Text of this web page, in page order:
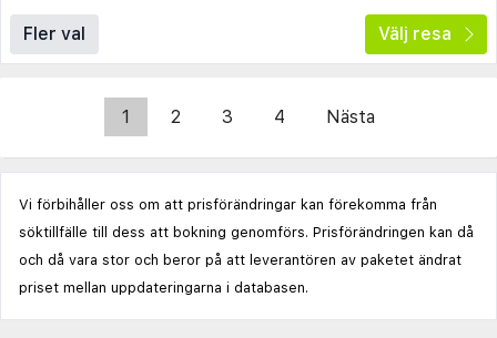
Fler val Välj resa
1 2 3 4 Nästa
Vi förbihåller oss om att prisförändringar kan förekomma från
söktillfälle till dess att bokning genomförs. Prisförändringen kan då
och då vara stor och beror på att leverantören av paketet ändrat
priset mellan uppdateringarna i databasen.